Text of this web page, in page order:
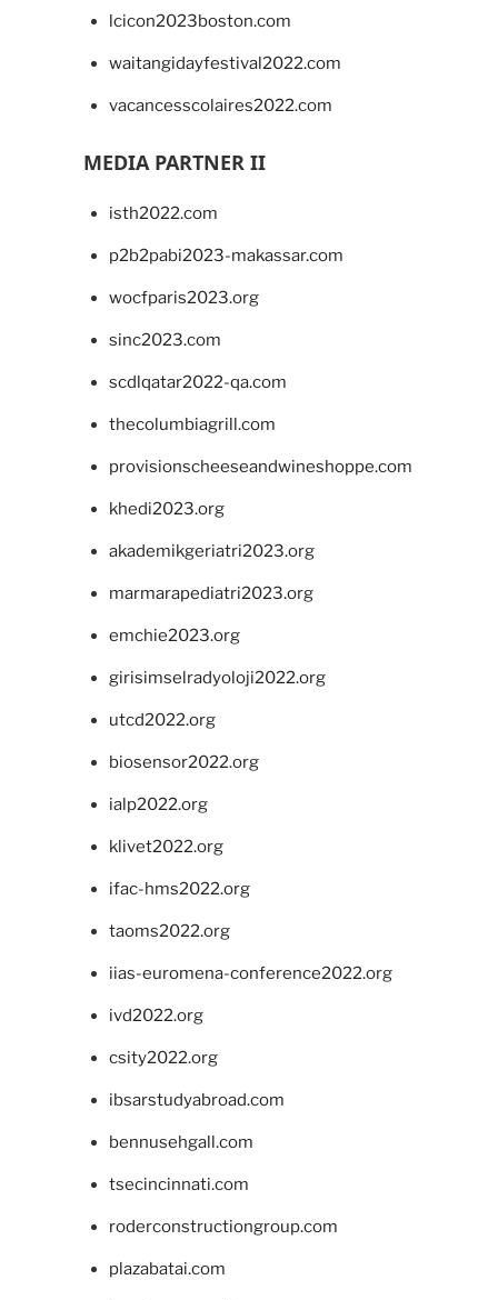
lcicon2023boston.com
waitangidayfestival2022.com
vacancesscolaires2022.com
MEDIA PARTNER II
isth2022.com
p2b2pabi2023-makassar.com
wocfparis2023.org
sinc2023.com
scdlqatar2022-qa.com
thecolumbiagrill.com
provisionscheeseandwineshoppe.com
khedi2023.org
akademikgeriatri2023.org
marmarapediatri2023.org
emchie2023.org
girisimselradyoloji2022.org
utcd2022.org
biosensor2022.org
ialp2022.org
klivet2022.org
ifac-hms2022.org
taoms2022.org
iias-euromena-conference2022.org
ivd2022.org
csity2022.org
ibsarstudyabroad.com
bennusehgall.com
tsecincinnati.com
roderconstructiongroup.com
plazabatai.com